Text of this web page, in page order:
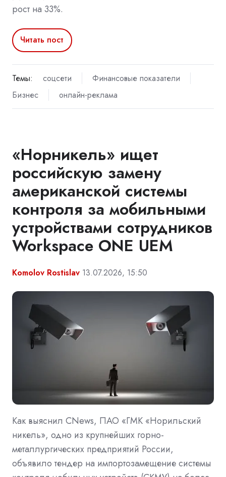
рост на 33%.
Читать пост
Темы: соцсети
Финансовые показатели
Бизнес
онлайн-реклама
«Норникель» ищет
российскую замену
американской системы
контроля за мобильными
устройствами сотрудников
Workspace ONE UEM
Komolov Rostislav 13.07.2026, 15:50
Как выяснил CNews, ПАО «ГМК «Норильский
никель», одно из крупнейших горно-
металлургических предприятий России,
объявило тендер на импортозамещение системы